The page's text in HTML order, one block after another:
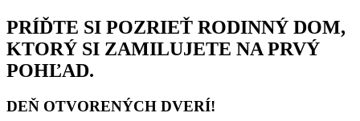
PRÍĎTE SI POZRIEŤ RODINNÝ DOM,
KTORÝ SI ZAMILUJETE NA PRVÝ
POHĽAD.
DEŇ OTVORENÝCH DVERÍ!